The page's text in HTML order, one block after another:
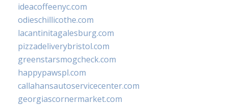
ideacoffeenyc.com
odieschillicothe.com
lacantinitagalesburg.com
pizzadeliverybristol.com
greenstarsmogcheck.com
happypawspl.com
callahansautoservicecenter.com
georgiascornermarket.com